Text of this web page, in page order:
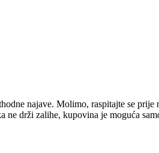
najave. Molimo, raspitajte se prije
drži zalihe, kupovina je moguća